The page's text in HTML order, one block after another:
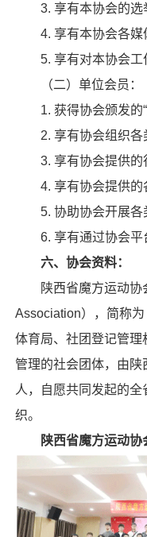
3. 享有本协会的选
4. 享有本协会各媒
5. 享有对本协会工
（二）单位会员：
1. 获得协会颁发的
2. 享有协会组织各
3. 享有协会提供的
4. 享有协会提供的
5. 协助协会开展各
6. 享有通过协会平
六、协会资料：
陕西省魔方运动
Association），简称
体育局、社团登记管理
管理的社会团体，由
人，自愿共同发起的
织。
陕西省魔方运动协